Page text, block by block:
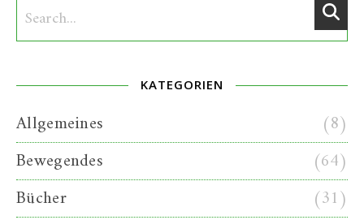
KATEGORIEN
Allgemeines
(8)
Bewegendes
(64)
Bücher
(31)